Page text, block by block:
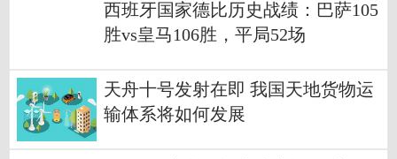
西班牙国家德比历史战绩：巴萨105
胜vs皇马106胜，平局52场
天舟十号发射在即 我国天地货物运
输体系将如何发展